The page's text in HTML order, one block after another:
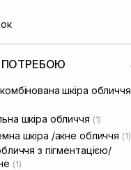
and Answer(+1)
(+2)
(+4)
Lab
(+1)
ПОТРЕБОЮ
шкіра обличчя
шкіра обличчя (1)
шкіра /акне обличчя (1)
з пігментацією/
(1)